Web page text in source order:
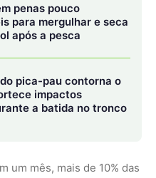
penas pouco
para mergulhar e seca
após a pesca
pica-pau contorna o
impactos
a batida no tronco
um mês, mais de 10% das